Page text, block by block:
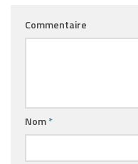
Commentaire
Nom*